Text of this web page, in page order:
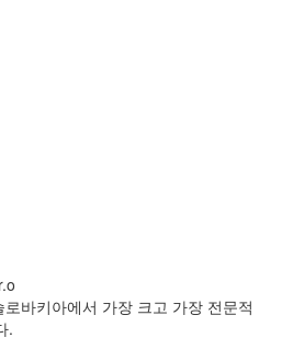
바키아에서 가장 크고 가장 전문적
.